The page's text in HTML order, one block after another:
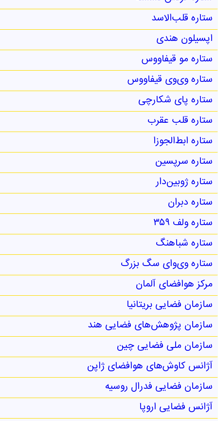
ستاره قلب‌الاسد
اپسیلون هندی
ستاره مو قیفاووس
ستاره وی‌وی قیفاووس
ستاره پای شکارچی
ستاره قلب عقرب
ستاره ابط‌الجوزا
ستاره سرپسین
ستاره ژوبین‌دار
ستاره دبران
ستاره ولف ۳۵۹
ستاره شباهنگ
ستاره وی‌وای سگ بزرگ
مرکز هوافضای آلمان
سازمان فضایی بریتانیا
سازمان پژوهش‌های فضایی هند
سازمان ملی فضایی چین
آژانس کاوش‌های هوافضای ژاپن
سازمان فضایی فدرال روسیه
آژانس فضایی اروپا